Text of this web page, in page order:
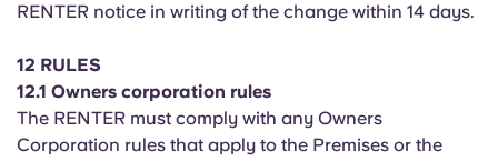
RENTER notice in writing of the change within 14 days.
12 RULES
12.1 Owners corporation rules
The RENTER must comply with any Owners
Corporation rules that apply to the Premises or the